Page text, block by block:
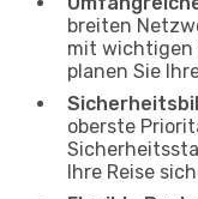
breiten
mit wichtigen
planen Sie
oberste
Ihre Reise